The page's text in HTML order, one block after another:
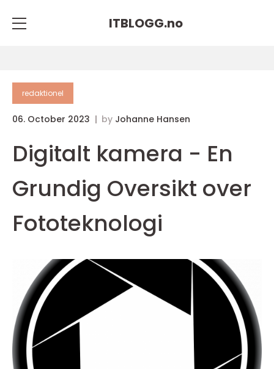
ITBLOGG.no
redaktionel
06. October 2023 by Johanne Hansen
Digitalt kamera - En
Grundig Oversikt over
Fototeknologi